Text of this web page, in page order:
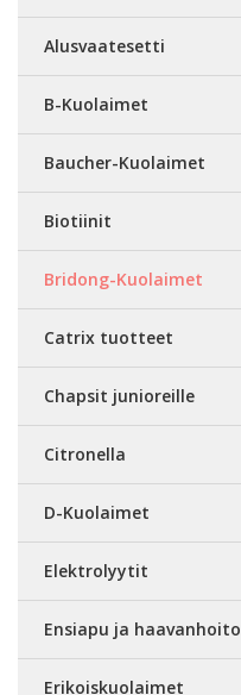
Alusvaatesetti
B-Kuolaimet
Baucher-Kuolaimet
Biotiinit
Bridong-Kuolaimet
Catrix tuotteet
Chapsit junioreille
Citronella
D-Kuolaimet
Elektrolyytit
Ensiapu ja haavanhoito
Erikoiskuolaimet